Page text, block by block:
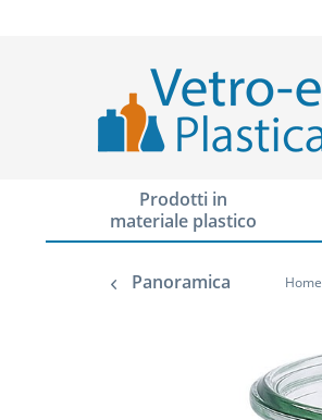
Prodotti in
materiale plastico
Panoramica Home